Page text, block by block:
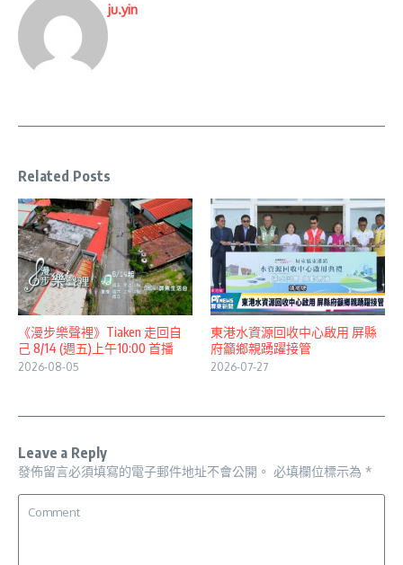
ju.yin
Related Posts
《漫步樂聲裡》Tiaken 走回自
己 8/14 (週五)上午10:00 首播
2026-08-05
東港水資源回收中心啟用 屏縣
府籲鄉親踴躍接管
2026-07-27
Leave a Reply
發佈留言必須填寫的電子郵件地址不會公開。 必填欄位標示為 *